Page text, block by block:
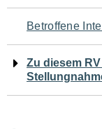
denBetroffene
Zu diesem